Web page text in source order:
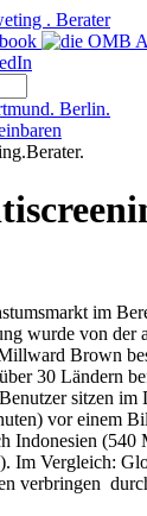
Berlin.
im
wurde von der
Brown
30 Ländern
sitzen im
vor einem
Indonesien (540
Im Vergleich:
verbringen